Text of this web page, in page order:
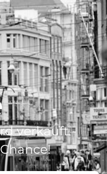
verkauft -